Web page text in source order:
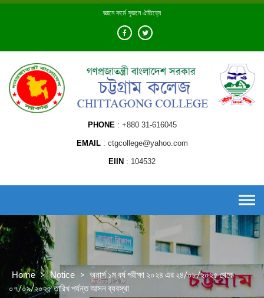
Skip
জ্ঞানে কর্মে সৃজনে ঐতিহ্যে
PHONE +880 31-616045
EMAIL ctgcollege@yahoo.com
EIIN 104532
Home > Notice > অনার্স ১ম বর্ষ পরীক্ষা ২০২৪ এর ২৪/০৮/২০২৫ থেকে
০৭/০৯/২০২৫ তারিখ পর্যন্ত আসন ব্যবস্থা